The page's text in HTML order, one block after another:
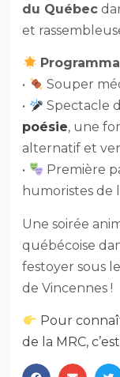
du Québec
et
•
Souper
•
Spectacle
poésie, une
alternatifet
•
Première
humoristesde
Unesoirée
québécoise
festoyersous
deVincennes !
Pour
de la MRC,